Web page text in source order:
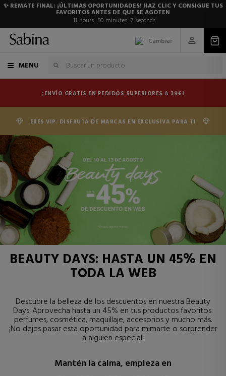
✨ REMATE FINAL: ¡ÚLTIMAS OPORTUNIDADES! HAZ CLIC Y CONSIGUE TUS
FAVORITOS ANTES DE QUE SE AGOTEN
11 hours 50 minutes 5 seconds
Cambiar
MENU
¡ENVÍO GRATIS EN PEDIDOS SUPERIORES A 39€!
ERES VIP. DISFRUTA DE MARCAS EN EXCLUSIVA PARA TI
BEAUTY DAYS: HASTA UN 45% EN
TODA LA WEB
Descubre la belleza de los descuentos en nuestra Beauty
Days. Aprovecha hasta un 45% en tus productos favoritos:
perfumes, cosmética, maquillaje, accesorios y mucho más.
¡No dejes pasar esta oportunidad para mimarte o sorprender
a alguien especial!
Mantén la calma, empieza en